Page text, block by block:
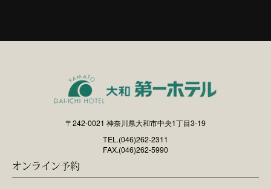
〒242-0021 神奈川県大和市中央1丁目3-19
TEL.(046)262-2311
FAX.(046)262-5990
オンライン予約